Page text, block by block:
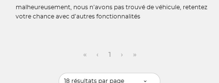
malheureusement, nous n’avons pas trouvé de véhicule, retentez
votre chance avec d’autres fonctionnalités
« ‹ 1 › »